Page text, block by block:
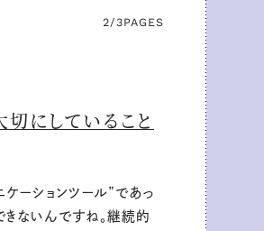
2/3PAGES
にしていること
ケーションツール”であっ
ないんですね。継続的